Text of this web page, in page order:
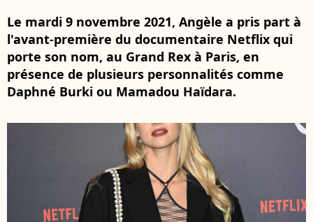
Le mardi 9 novembre 2021, Angèle a pris part à
l'avant-première du documentaire Netflix qui
porte son nom, au Grand Rex à Paris, en
présence de plusieurs personnalités comme
Daphné Burki ou Mamadou Haïdara.